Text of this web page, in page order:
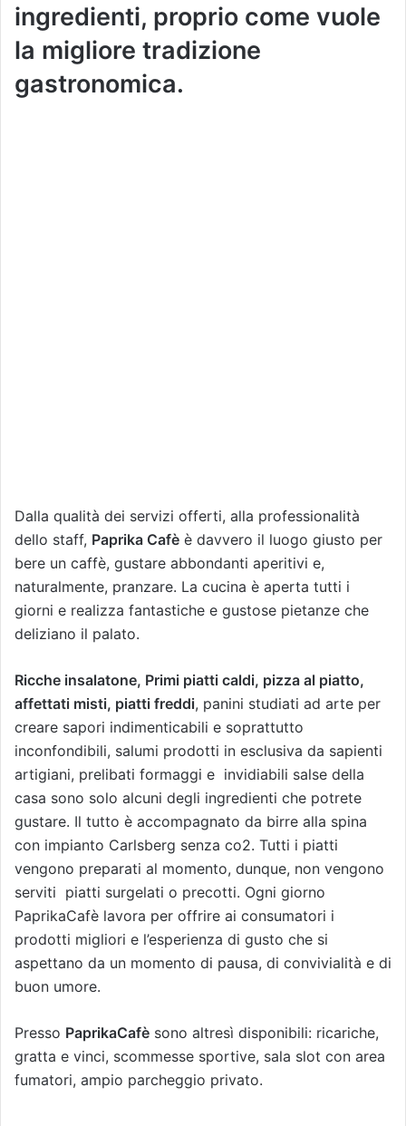
ingredienti, proprio come vuole
la migliore tradizione
gastronomica.
Dalla qualità dei servizi offerti, alla professionalità
dello staff, Paprika Cafè è davvero il luogo giusto per
bere un caffè, gustare abbondanti aperitivi e,
naturalmente, pranzare. La cucina è aperta tutti i
giorni e realizza fantastiche e gustose pietanze che
deliziano il palato.
Ricche insalatone, Primi piatti caldi, pizza al piatto,
affettati misti, piatti freddi, panini studiati ad arte per
creare sapori indimenticabili e soprattutto
inconfondibili, salumi prodotti in esclusiva da sapienti
artigiani, prelibati formaggi e invidiabili salse della
casa sono solo alcuni degli ingredienti che potrete
gustare. Il tutto è accompagnato da birre alla spina
con impianto Carlsberg senza co2. Tutti i piatti
vengono preparati al momento, dunque, non vengono
serviti piatti surgelati o precotti. Ogni giorno
PaprikaCafè lavora per offrire ai consumatori i
prodotti migliori e l’esperienza di gusto che si
aspettano da un momento di pausa, di convivialità e di
buon umore.
Presso PaprikaCafè sono altresì disponibili: ricariche,
gratta e vinci, scommesse sportive, sala slot con area
fumatori, ampio parcheggio privato.